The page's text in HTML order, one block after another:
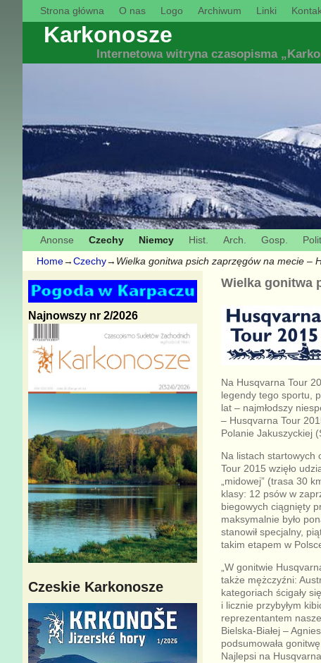
Strona główna O nas Logo Archiwum Linki
Karkonosze
Internetowa witryna czasopisma
Anonse Czechy Niemcy Hist. Arch. Gosp.
Home→Czechy→ Wielka gonitwa psich zaprzęgów na mecie –
Wielka gonitwa
Na Husqvarna Tour
legendy tego sportu,
lat – najmłodszy
– Husqvarna Tour
Polanie Jakuszyckiej
Na listach startowych
Tour 2015 wzięło
„midowej” (trasa 30
klasy: 12 psów w
biegowych ciągnięty
maksymalnie było
stanowił specjalny,
takim etapem w
„W gonitwie
także mężczyźni:
kategoriach ścigały
i licznie przybyłym
reprezentantem
Bielska-Białej –
podsumowała
Najlepsi na
Najnowszy nr 2/2026
Czeskie Karkonosze